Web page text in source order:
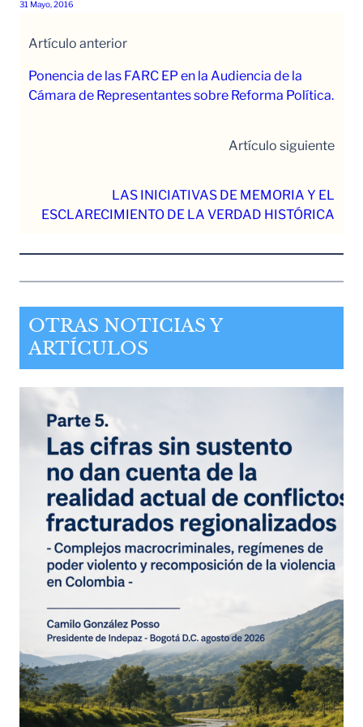
31 Mayo, 2016
Artículo anterior
Ponencia de las FARC EP en la Audiencia de la
Cámara de Representantes sobre Reforma Política.
Artículo siguiente
LAS INICIATIVAS DE MEMORIA Y EL
ESCLARECIMIENTO DE LA VERDAD HISTÓRICA
OTRAS NOTICIAS Y
ARTÍCULOS